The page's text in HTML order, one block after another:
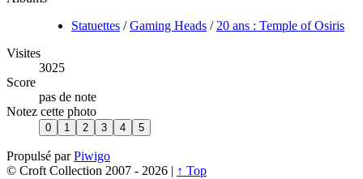
Statuettes /Gaming Heads /20 ans : Temple of Osiris
Visites
3025
Score
pas de note
Notez cette photo
Propulsé parPiwigo
© Croft Collection 2007 - 2026 | ↑ Top